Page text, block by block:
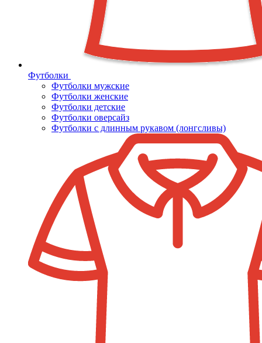
Футболки
Футболки мужские
Футболки женские
Футболки детские
Футболки оверсайз
Футболки с длинным рукавом (лонгсливы)